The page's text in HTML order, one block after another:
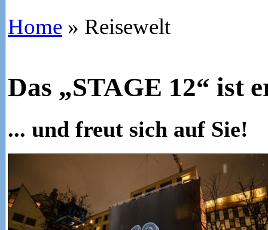
Home » Reisewelt
Das „STAGE 12“ ist
... und freut sich auf Sie!